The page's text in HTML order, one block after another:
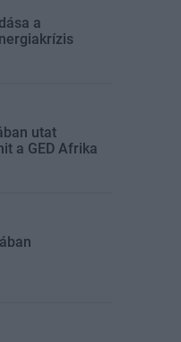
a
utat
a GED Afrika